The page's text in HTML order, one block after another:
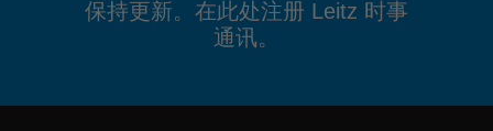
保持更新。在此处注册 Leitz 时事
通讯。